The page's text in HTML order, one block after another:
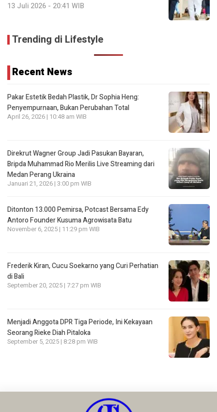
13 Juli 2026 - 20:41 WIB
Trending di Lifestyle
Recent News
Pakar Estetik Bedah Plastik, Dr Sophia Heng:
Penyempurnaan, Bukan Perubahan Total
April 26, 2026 | 10:48 am WIB
Direkrut Wagner Group Jadi Pasukan Bayaran,
Bripda Muhammad Rio Merilis Live Streaming dari
Medan Perang Ukraina
Januari 21, 2026 | 3:00 pm WIB
Ditonton 13.000 Pemirsa, Potcast Bersama Edy
Antoro Founder Kusuma Agrowisata Batu
November 6, 2025 | 11:29 pm WIB
Frederik Kiran, Cucu Soekarno yang Curi Perhatian
di Bali
September 20, 2025 | 7:27 pm WIB
Menjadi Anggota DPR Tiga Periode, Ini Kekayaan
Seorang Rieke Diah Pitaloka
September 5, 2025 | 8:28 pm WIB